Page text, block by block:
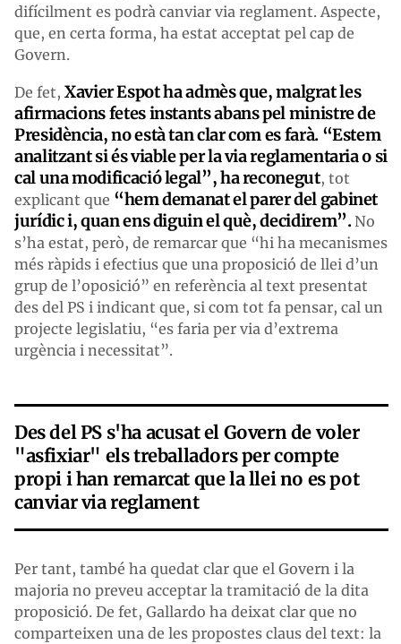
difícilment es podrà canviar via reglament. Aspecte,
que, en certa forma, ha estat acceptat pel cap de
Govern.
De fet, Xavier Espot ha admès que, malgrat les
afirmacions fetes instants abans pel ministre de
Presidència, no està tan clar com es farà. “Estem
analitzant si és viable per la via reglamentaria o si
cal una modificació legal”, ha reconegut, tot
explicant que “hem demanat el parer del gabinet
jurídic i, quan ens diguin el què, decidirem”.No
s’ha estat, però, de remarcar que “hi ha mecanismes
més ràpids i efectius que una proposició de llei d’un
grup de l’oposició” en referència al text presentat
des del PS i indicant que, si com tot fa pensar, cal un
projecte legislatiu, “es faria per via d’extrema
urgència i necessitat”.
Des del PS s'ha acusat el Govern de voler
"asfixiar" els treballadors per compte
propi i han remarcat que la llei no es pot
canviar via reglament
Per tant, també ha quedat clar que el Govern i la
majoria no preveu acceptar la tramitació de la dita
proposició. De fet, Gallardo ha deixat clar que no
comparteixen una de les propostes claus del text: la